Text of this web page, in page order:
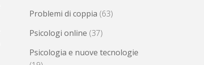
Problemi di coppia (63)
Psicologi online (37)
Psicologia e nuove tecnologie